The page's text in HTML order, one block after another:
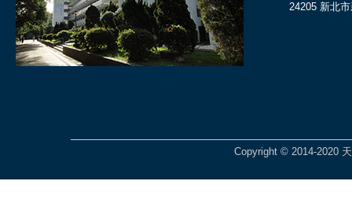
24205 新北
Copyright © 2014-2020